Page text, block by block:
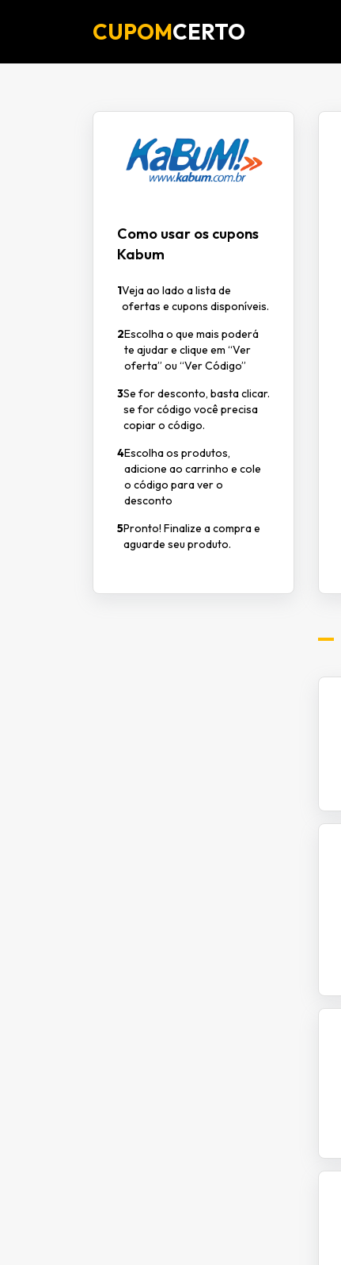
CUPOMCERTO
Como usar os cupons
Kabum
1Veja ao lado a lista de
ofertas e cupons disponíveis.
2Escolha o que mais poderá
te ajudar e clique em “Ver
oferta” ou “Ver Código”
3Se for desconto, basta clicar.
se for código você precisa
copiar o código.
4Escolha os produtos,
adicione ao carrinho e cole
o código para ver o
desconto
5Pronto! Finalize a compra e
aguarde seu produto.